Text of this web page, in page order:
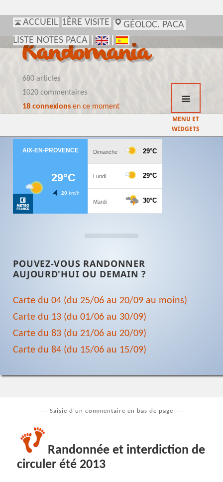
ACCUEIL 1ÈRE VISITE
GÉOLOC. PACA
LISTE NOTES PACA
Randomania
680 articles
1020 commentaires
18 connexionsen ce moment
MENU ET
WIDGETS
POUVEZ-VOUS RANDONNER
AUJOURD'HUI OU DEMAIN ?
Carte du 04 (du 25/06 au 20/09 au moins)
Carte du 13 (du 01/06 au 30/09)
Carte du 83 (du 21/06 au 20/09)
Carte du 84 (du 15/06 au 15/09)
--- Saisie d'un commentaire en bas de page ---
Randonnée et interdiction de
circuler été 2013